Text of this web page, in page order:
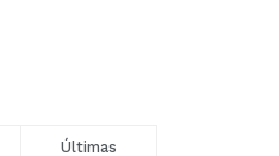
Últimas